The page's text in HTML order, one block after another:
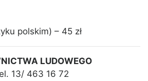
polskim) – 45 zł
LUDOWEGO
13/ 463 16 72